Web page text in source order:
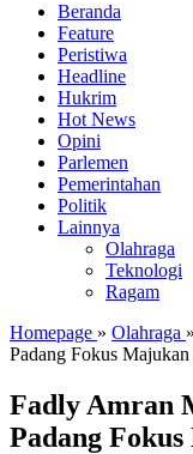
Beranda
Feature
Peristiwa
Headline
Hukrim
Hot News
Opini
Parlemen
Pemerintahan
Politik
Lainnya
Olahraga
Teknologi
Ragam
Homepage » Olahraga »
Padang Fokus Majukan
Fadly Amran
Padang